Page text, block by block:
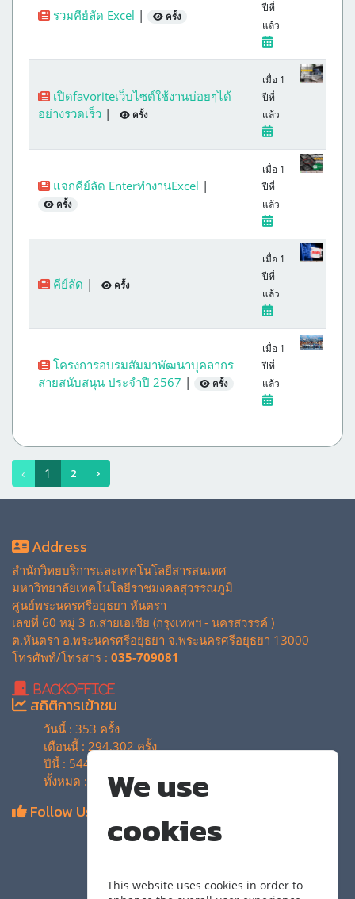
We use
cookies
This website uses cookies in order to
รวมคีย์ลัด Excel | ครั้ง
ปีที่
แล้ว
เปิดfavoriteเว็บไซต์ใช้งานบ่อยๆได้
อย่างรวดเร็ว | ครั้ง
เมื่อ 1
ปีที่
แล้ว
แจกคีย์ลัด EnterทำงานExcel |
ครั้ง
เมื่อ 1
ปีที่
แล้ว
คีย์ลัด | ครั้ง
เมื่อ 1
ปีที่
แล้ว
โครงการอบรมสัมมาพัฒนาบุคลากร
สายสนับสนุน ประจำปี 2567 | ครั้ง
เมื่อ 1
ปีที่
แล้ว
‹ 1 2 ›
Address
สำนักวิทยบริการและเทคโนโลยีสารสนเทศ
มหาวิทยาลัยเทคโนโลยีราชมงคลสุวรรณภูมิ
ศูนย์พระนครศรีอยุธยา หันตรา
เลขที่ 60 หมู่ 3 ถ.สายเอเซีย (กรุงเทพฯ - นครสวรรค์ )
ต.หันตรา อ.พระนครศรีอยุธยา จ.พระนครศรีอยุธยา 13000
โทรศัพท์/โทรสาร : 035-709081
BackOffice
สถิติการเข้าชม
วันนี้ : 353 ครั้ง
เดือนนี้ : 294,302 ครั้ง
ปีนี้ : 544,478 ครั้ง
ทั้งหมด : 4,135,428 ครั้ง
Follow Us